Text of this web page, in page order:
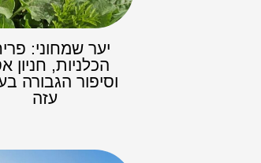
יער שמחוני:
הכלניות, חניון
וסיפור הגבורה
עזה